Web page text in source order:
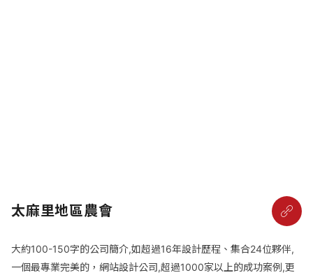
太麻里地區農會
大約100-150字的公司簡介,如超過16年設計歷程、集合24位夥伴,
一個最專業完美的，網站設計公司,超過1000家以上的成功案例,更